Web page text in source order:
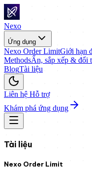
Nexo
Ứng dụng
Nexo Order LimitGiới hạn
MethodsẨn, sắp xếp & đổi
BlogTài liệu
Liên hệ Hỗ trợ
Khám phá ứng dụng
Tài liệu
Nexo Order Limit